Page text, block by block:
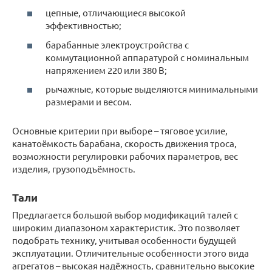
цепные, отличающиеся высокой
эффективностью;
барабанные электроустройства с
коммутационной аппаратурой с номинальным
напряжением 220 или 380 В;
рычажные, которые выделяются минимальными
размерами и весом.
Основные критерии при выборе – тяговое усилие,
канатоёмкость барабана, скорость движения троса,
возможности регулировки рабочих параметров, вес
изделия, грузоподъёмность.
Тали
Предлагается большой выбор модификаций талей с
широким диапазоном характеристик. Это позволяет
подобрать технику, учитывая особенности будущей
эксплуатации. Отличительные особенности этого вида
агрегатов – высокая надёжность, сравнительно высокие